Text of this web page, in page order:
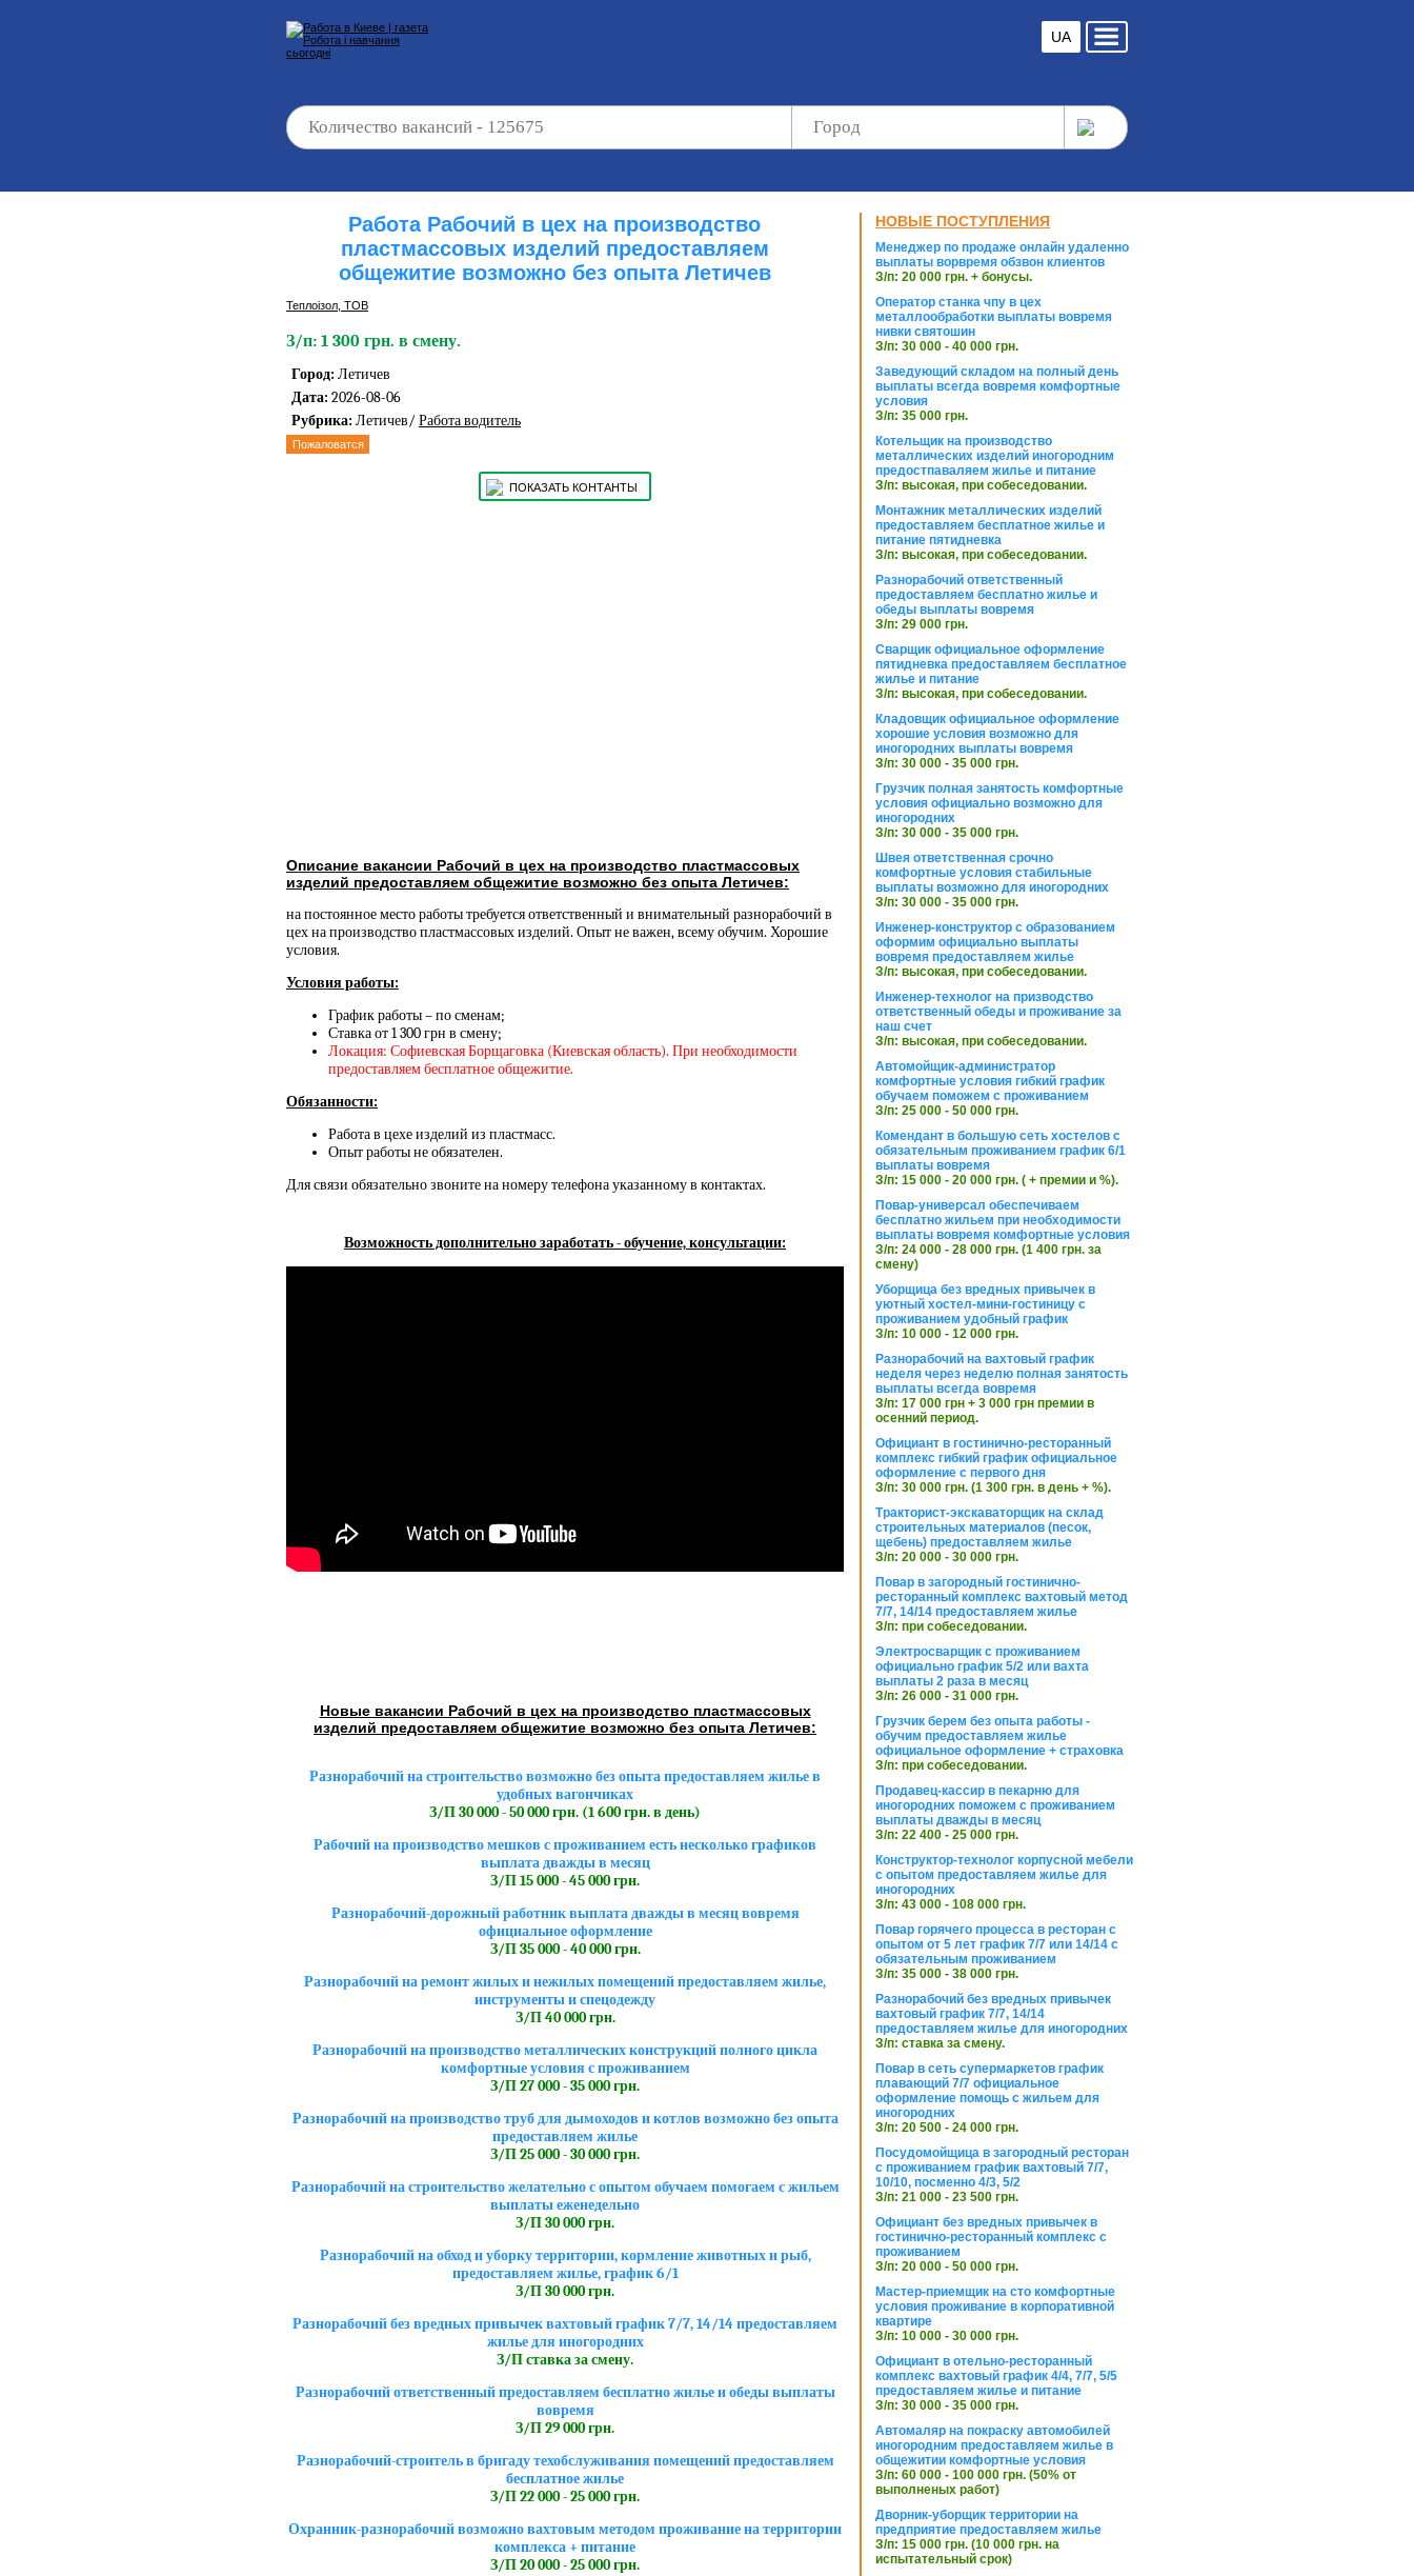
UA
Работа Рабочий в цех на производство
пластмассовых изделий предоставляем
общежитие возможно без опыта Летичев
Теплоізол, ТОВ
З/п: 1 300 грн. в смену.
Город: Летичев
Дата: 2026-08-06
Рубрика: Летичев/ Работа водитель
Пожаловатся
ПОКАЗАТЬ КОНТАНТЫ
Описание вакансии Рабочий в цех на производство пластмассовых
изделий предоставляем общежитие возможно без опыта Летичев:
на постоянное место работы требуется ответственный и внимательный разнорабочий в
цех на производство пластмассовых изделий. Опыт не важен, всему обучим. Хорошие
условия.
Условия работы:
График работы – по сменам;
Ставка от 1 300 грн в смену;
Локация: Софиевская Борщаговка (Киевская область). При необходимости
предоставляем бесплатное общежитие.
Обязанности:
Работа в цехе изделий из пластмасс.
Опыт работы не обязателен.
Для связи обязательно звоните на номеру телефона указанному в контактах.
Возможность дополнительно заработать - обучение, консультации:
Новые вакансии Рабочий в цех на производство пластмассовых
изделий предоставляем общежитие возможно без опыта Летичев:
Разнорабочий на строительство возможно без опыта предоставляем жилье в
удобных вагончиках
З/П 30 000 - 50 000 грн. (1 600 грн. в день)
Рабочий на производство мешков с проживанием есть несколько графиков
выплата дважды в месяц
З/П 15 000 - 45 000 грн.
Разнорабочий-дорожный работник выплата дважды в месяц вовремя
официальное оформление
З/П 35 000 - 40 000 грн.
Разнорабочий на ремонт жилых и нежилых помещений предоставляем жилье,
инструменты и спецодежду
З/П 40 000 грн.
Разнорабочий на производство металлических конструкций полного цикла
комфортные условия с проживанием
З/П 27 000 - 35 000 грн.
Разнорабочий на производство труб для дымоходов и котлов возможно без опыта
предоставляем жилье
З/П 25 000 - 30 000 грн.
Разнорабочий на строительство желательно с опытом обучаем помогаем с жильем
выплаты еженедельно
З/П 30 000 грн.
Разнорабочий на обход и уборку территории, кормление животных и рыб,
предоставляем жилье, график 6/1
З/П 30 000 грн.
Разнорабочий без вредных привычек вахтовый график 7/7, 14/14 предоставляем
жилье для иногородних
З/П ставка за смену.
Разнорабочий ответственный предоставляем бесплатно жилье и обеды выплаты
вовремя
З/П 29 000 грн.
Разнорабочий-строитель в бригаду техобслуживания помещений предоставляем
бесплатное жилье
З/П 22 000 - 25 000 грн.
Охранник-разнорабочий возможно вахтовым методом проживание на территории
комплекса + питание
З/П 20 000 - 25 000 грн.
НОВЫЕ ПОСТУПЛЕНИЯ
Менеджер по продаже онлайн удаленно
выплаты ворвремя обзвон клиентов
З/п: 20 000 грн. + бонусы.
Оператор станка чпу в цех
металлообработки выплаты вовремя
нивки святошин
З/п: 30 000 - 40 000 грн.
Заведующий складом на полный день
выплаты всегда вовремя комфортные
условия
З/п: 35 000 грн.
Котельщик на производство
металлических изделий иногородним
предостпаваляем жилье и питание
З/п: высокая, при собеседовании.
Монтажник металлических изделий
предоставляем бесплатное жилье и
питание пятидневка
З/п: высокая, при собеседовании.
Разнорабочий ответственный
предоставляем бесплатно жилье и
обеды выплаты вовремя
З/п: 29 000 грн.
Сварщик официальное оформление
пятидневка предоставляем бесплатное
жилье и питание
З/п: высокая, при собеседовании.
Кладовщик официальное оформление
хорошие условия возможно для
иногородних выплаты вовремя
З/п: 30 000 - 35 000 грн.
Грузчик полная занятость комфортные
условия официально возможно для
иногородних
З/п: 30 000 - 35 000 грн.
Швея ответственная срочно
комфортные условия стабильные
выплаты возможно для иногородних
З/п: 30 000 - 35 000 грн.
Инженер-конструктор с образованием
оформим официально выплаты
вовремя предоставляем жилье
З/п: высокая, при собеседовании.
Инженер-технолог на призводство
ответственный обеды и проживание за
наш счет
З/п: высокая, при собеседовании.
Автомойщик-администратор
комфортные условия гибкий график
обучаем поможем с проживанием
З/п: 25 000 - 50 000 грн.
Комендант в большую сеть хостелов с
обязательным проживанием график 6/1
выплаты вовремя
З/п: 15 000 - 20 000 грн. ( + премии и %).
Повар-универсал обеспечиваем
бесплатно жильем при необходимости
выплаты вовремя комфортные условия
З/п: 24 000 - 28 000 грн. (1 400 грн. за
смену)
Уборщица без вредных привычек в
уютный хостел-мини-гостиницу с
проживанием удобный график
З/п: 10 000 - 12 000 грн.
Разнорабочий на вахтовый график
неделя через неделю полная занятость
выплаты всегда вовремя
З/п: 17 000 грн + 3 000 грн премии в
осенний период.
Официант в гостинично-ресторанный
комплекс гибкий график официальное
оформление с первого дня
З/п: 30 000 грн. (1 300 грн. в день + %).
Тракторист-экскаваторщик на склад
строительных материалов (песок,
щебень) предоставляем жилье
З/п: 20 000 - 30 000 грн.
Повар в загородный гостинично-
ресторанный комплекс вахтовый метод
7/7, 14/14 предоставляем жилье
З/п: при собеседовании.
Электросварщик с проживанием
официально график 5/2 или вахта
выплаты 2 раза в месяц
З/п: 26 000 - 31 000 грн.
Грузчик берем без опыта работы -
обучим предоставляем жилье
официальное оформление + страховка
З/п: при собеседовании.
Продавец-кассир в пекарню для
иногородних поможем с проживанием
выплаты дважды в месяц
З/п: 22 400 - 25 000 грн.
Конструктор-технолог корпусной мебели
с опытом предоставляем жилье для
иногородних
З/п: 43 000 - 108 000 грн.
Повар горячего процесса в ресторан с
опытом от 5 лет график 7/7 или 14/14 с
обязательным проживанием
З/п: 35 000 - 38 000 грн.
Разнорабочий без вредных привычек
вахтовый график 7/7, 14/14
предоставляем жилье для иногородних
З/п: ставка за смену.
Повар в сеть супермаркетов график
плавающий 7/7 официальное
оформление помощь с жильем для
иногородних
З/п: 20 500 - 24 000 грн.
Посудомойщица в загородный ресторан
с проживанием график вахтовый 7/7,
10/10, посменно 4/3, 5/2
З/п: 21 000 - 23 500 грн.
Официант без вредных привычек в
гостинично-ресторанный комплекс с
проживанием
З/п: 20 000 - 50 000 грн.
Мастер-приемщик на сто комфортные
условия проживание в корпоративной
квартире
З/п: 10 000 - 30 000 грн.
Официант в отельно-ресторанный
комплекс вахтовый график 4/4, 7/7, 5/5
предоставляем жилье и питание
З/п: 30 000 - 35 000 грн.
Автомаляр на покраску автомобилей
иногородним предоставляем жилье в
общежитии комфортные условия
З/п: 60 000 - 100 000 грн. (50% от
выполненых работ)
Дворник-уборщик территории на
предприятие предоставляем жилье
З/п: 15 000 грн. (10 000 грн. на
испытательный срок)